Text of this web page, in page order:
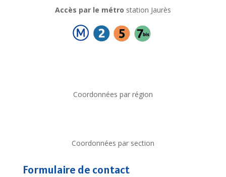
Accès par le métro station Jaurès
Coordonnées par région
Coordonnées par section
Formulaire de contact